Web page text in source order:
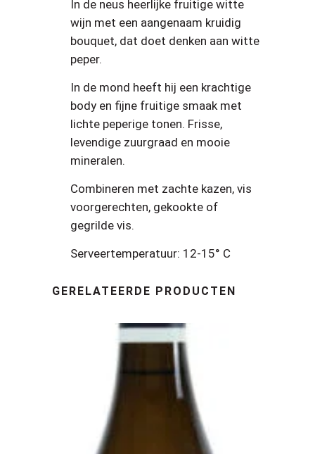
In de neus heerlijke fruitige witte
wijn met een aangenaam kruidig
bouquet, dat doet denken aan witte
peper.
In de mond heeft hij een krachtige
body en fijne fruitige smaak met
lichte peperige tonen. Frisse,
levendige zuurgraad en mooie
mineralen.
Combineren met zachte kazen, vis
voorgerechten, gekookte of
gegrilde vis.
Serveertemperatuur: 12-15° C
GERELATEERDE PRODUCTEN